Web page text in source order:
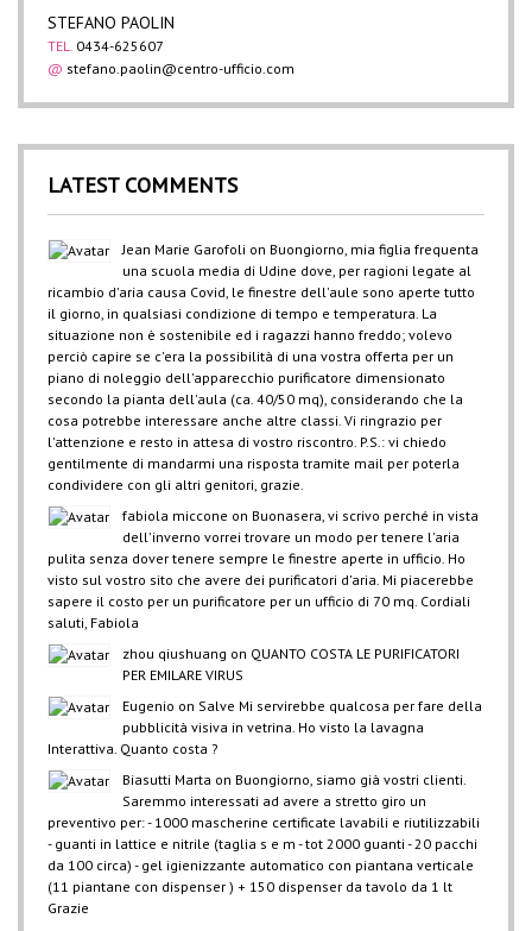
STEFANO PAOLIN
TEL. 0434-625607
@ stefano.paolin@centro-ufficio.com
LATEST COMMENTS
Jean Marie Garofoli on Buongiorno, mia figlia frequenta
una scuola media di Udine dove, per ragioni legate al
ricambio d'aria causa Covid, le finestre dell'aule sono aperte tutto
il giorno, in qualsiasi condizione di tempo e temperatura. La
situazione non è sostenibile ed i ragazzi hanno freddo; volevo
perciò capire se c'era la possibilità di una vostra offerta per un
piano di noleggio dell'apparecchio purificatore dimensionato
secondo la pianta dell'aula (ca. 40/50 mq), considerando che la
cosa potrebbe interessare anche altre classi. Vi ringrazio per
l'attenzione e resto in attesa di vostro riscontro. P.S.: vi chiedo
gentilmente di mandarmi una risposta tramite mail per poterla
condividere con gli altri genitori, grazie.
fabiola miccone on Buonasera, vi scrivo perché in vista
dell'inverno vorrei trovare un modo per tenere l'aria
pulita senza dover tenere sempre le finestre aperte in ufficio. Ho
visto sul vostro sito che avere dei purificatori d'aria. Mi piacerebbe
sapere il costo per un purificatore per un ufficio di 70 mq. Cordiali
saluti, Fabiola
zhou qiushuang on QUANTO COSTA LE PURIFICATORI
PER EMILARE VIRUS
Eugenio on Salve Mi servirebbe qualcosa per fare della
pubblicità visiva in vetrina. Ho visto la lavagna
Interattiva. Quanto costa ?
Biasutti Marta on Buongiorno, siamo già vostri clienti.
Saremmo interessati ad avere a stretto giro un
preventivo per: - 1000 mascherine certificate lavabili e riutilizzabili
- guanti in lattice e nitrile (taglia s e m - tot 2000 guanti - 20 pacchi
da 100 circa) - gel igienizzante automatico con piantana verticale
(11 piantane con dispenser ) + 150 dispenser da tavolo da 1 lt
Grazie